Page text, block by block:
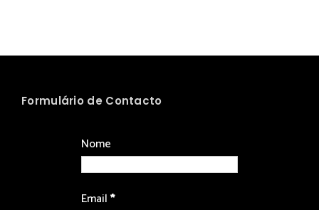
Formulário de Contacto
Nome
Email*